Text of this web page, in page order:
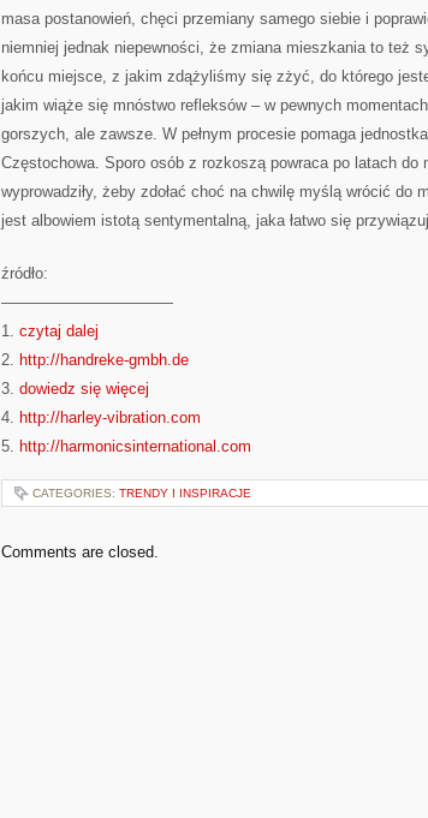
masa postanowień, chęci przemiany samego siebie i
niemniej jednak niepewności, że zmiana mieszkania to też
końcu miejsce, z jakim zdążyliśmy się zżyć, do którego
jakim wiąże się mnóstwo refleksów – w pewnych
gorszych, ale zawsze. W pełnym procesie pomaga
Częstochowa. Sporo osób z rozkoszą powraca po latach
wyprowadziły, żeby zdołać choć na chwilę myślą wrócić do
jest albowiem istotą sentymentalną, jaka łatwo się
źródło:
———————————
1. czytaj dalej
2. http://handreke-gmbh.de
3. dowiedz się więcej
4. http://harley-vibration.com
5. http://harmonicsinternational.com
CATEGORIES: TRENDY I INSPIRACJE
Comments are closed.